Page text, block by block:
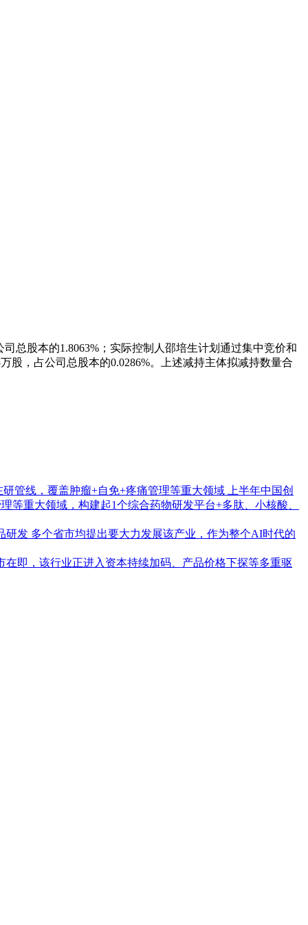
总股本的1.8063%；实际控制人邵培生计划通过集中竞价和
股，占公司总股本的0.0286%。上述减持主体拟减持数量合
研管线，覆盖肿瘤+自免+疼痛管理等重大领域
上半年中国创
等重大领域，构建起1个综合药物研发平台+多肽、小核酸、
研发 多个省市均提出要大力发展该产业，作为整个AI时代的
在即，该行业正进入资本持续加码、产品价格下探等多重驱